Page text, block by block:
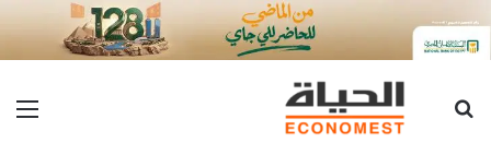
بحث عن